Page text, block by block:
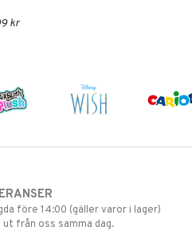
kr
före 14:00 (gäller varor i lager)
från oss samma dag.